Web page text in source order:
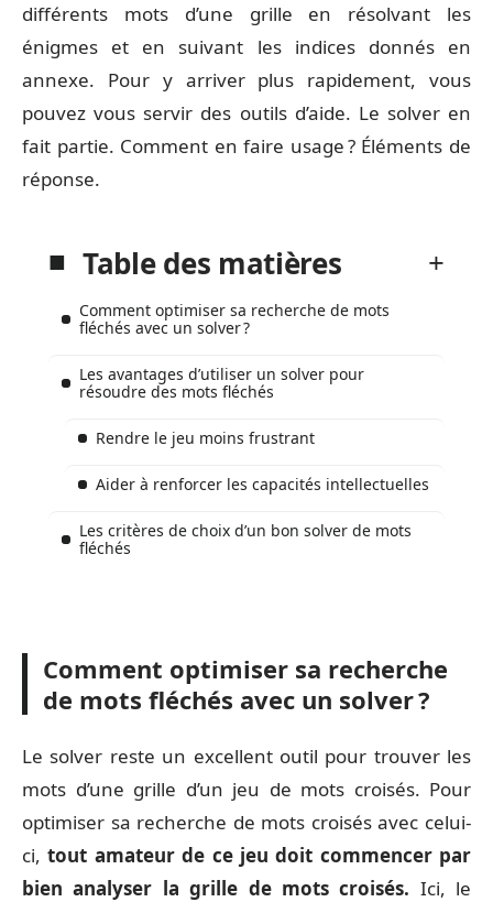
différents mots d’une grille en résolvant les
énigmes et en suivant les indices donnés en
annexe. Pour y arriver plus rapidement, vous
pouvez vous servir des outils d’aide. Le solver en
fait partie. Comment en faire usage ? Éléments de
réponse.
Table des matières
Comment optimiser sa recherche de mots
fléchés avec un solver ?
Les avantages d’utiliser un solver pour
résoudre des mots fléchés
Rendre le jeu moins frustrant
Aider à renforcer les capacités intellectuelles
Les critères de choix d’un bon solver de mots
fléchés
Comment optimiser sa recherche
de mots fléchés avec un solver ?
Le solver reste un excellent outil pour trouver les
mots d’une grille d’un jeu de mots croisés. Pour
optimiser sa recherche de mots croisés avec celui-
ci,tout amateur de ce jeu doit commencer par
bien analyser la grille de mots croisés. Ici, le